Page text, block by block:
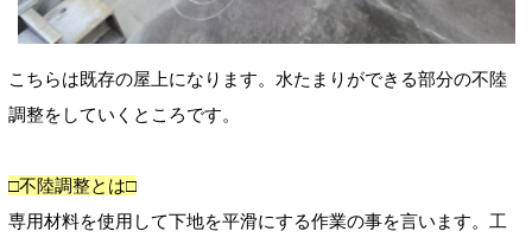
こちらは既存の屋上になります。水たまりができる部分の不陸
調整をしていくところです。
□不陸調整とは□
専用材料を使用して下地を平滑にする作業の事を言います。工